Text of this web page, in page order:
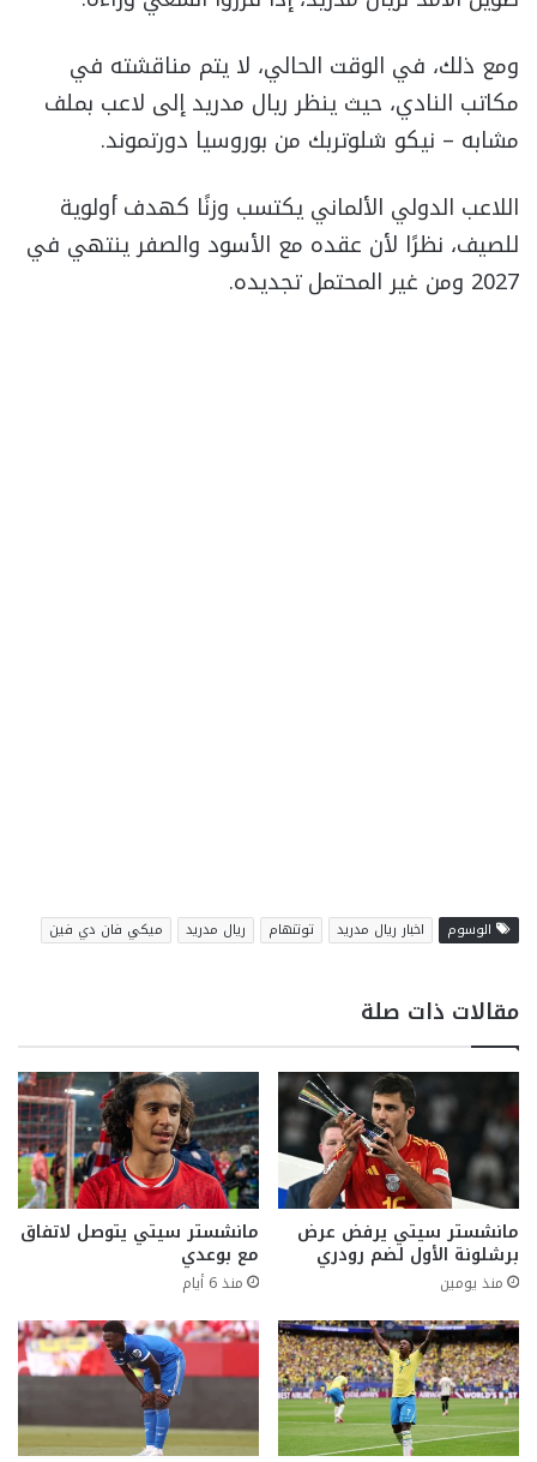
ومع ذلك، في الوقت الحالي، لا يتم مناقشته في
مكاتب النادي، حيث ينظر ريال مدريد إلى لاعب بملف
مشابه – نيكو شلوتربك من بوروسيا دورتموند.
اللاعب الدولي الألماني يكتسب وزنًا كهدف أولوية
للصيف، نظرًا لأن عقده مع الأسود والصفر ينتهي في
2027 ومن غير المحتمل تجديده.
الوسوم اخبار ريال مدريد توتنهام ريال مدريد ميكي فان دي فين
مقالات ذات صلة
مانشستر سيتي يرفض عرض
برشلونة الأول لضم رودري
منذ يومين
مانشستر سيتي يتوصل لاتفاق
مع بوعدي
منذ 6 أيام